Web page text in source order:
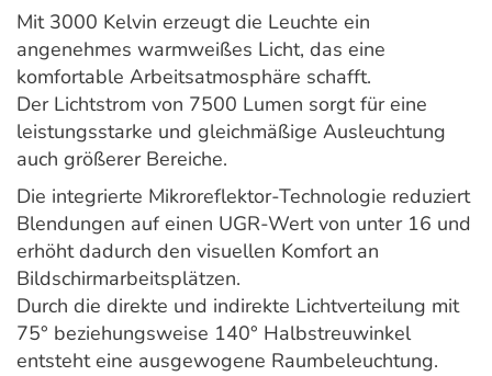
Mit 3000 Kelvin erzeugt die Leuchte ein
angenehmes warmweißes Licht, das eine
komfortable Arbeitsatmosphäre schafft.
Der Lichtstrom von 7500 Lumen sorgt für eine
leistungsstarke und gleichmäßige Ausleuchtung
auch größerer Bereiche.
Die integrierte Mikroreflektor-Technologie reduziert
Blendungen auf einen UGR-Wert von unter 16 und
erhöht dadurch den visuellen Komfort an
Bildschirmarbeitsplätzen.
Durch die direkte und indirekte Lichtverteilung mit
75° beziehungsweise 140° Halbstreuwinkel
entsteht eine ausgewogene Raumbeleuchtung.